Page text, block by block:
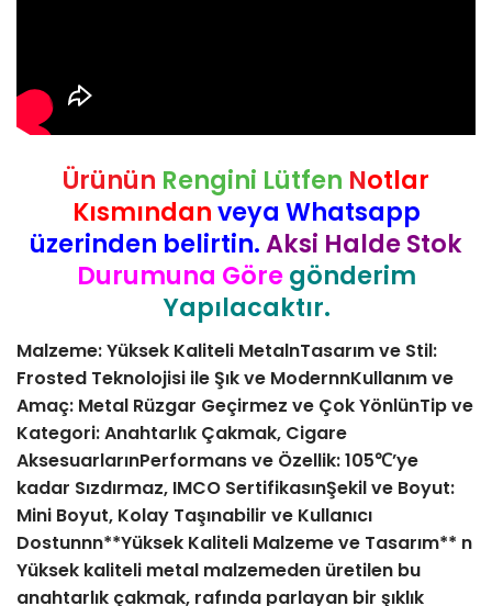
Ürünün Rengini Lütfen Notlar
Kısmındanveya Whatsapp
üzerinden belirtin.Aksi Halde Stok
Durumuna Göre gönderim
Yapılacaktır.
Malzeme: Yüksek Kaliteli MetalnTasarım ve Stil:
Frosted Teknolojisi ile Şık ve ModernnKullanım ve
Amaç: Metal Rüzgar Geçirmez ve Çok YönlünTip ve
Kategori: Anahtarlık Çakmak, Cigare
AksesuarlarınPerformans ve Özellik: 105℃’ye
kadar Sızdırmaz, IMCO SertifikasınŞekil ve Boyut:
Mini Boyut, Kolay Taşınabilir ve Kullanıcı
Dostunnn**Yüksek Kaliteli Malzeme ve Tasarım** n
Yüksek kaliteli metal malzemeden üretilen bu
anahtarlık çakmak, rafında parlayan bir şıklık